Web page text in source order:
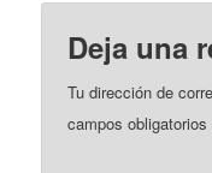
Deja una
Tu dirección de
campos